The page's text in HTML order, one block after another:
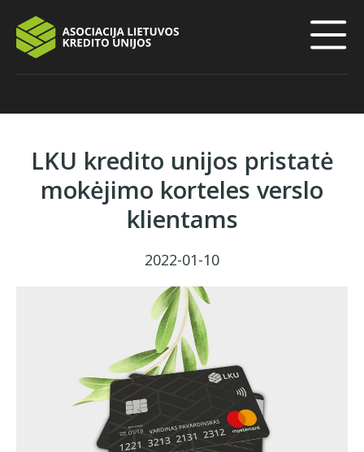
LKU kredito unijos pristatė
mokėjimo korteles verslo
klientams
2022-01-10